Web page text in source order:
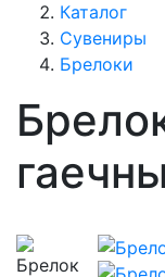
Каталог
Сувениры
Брелоки